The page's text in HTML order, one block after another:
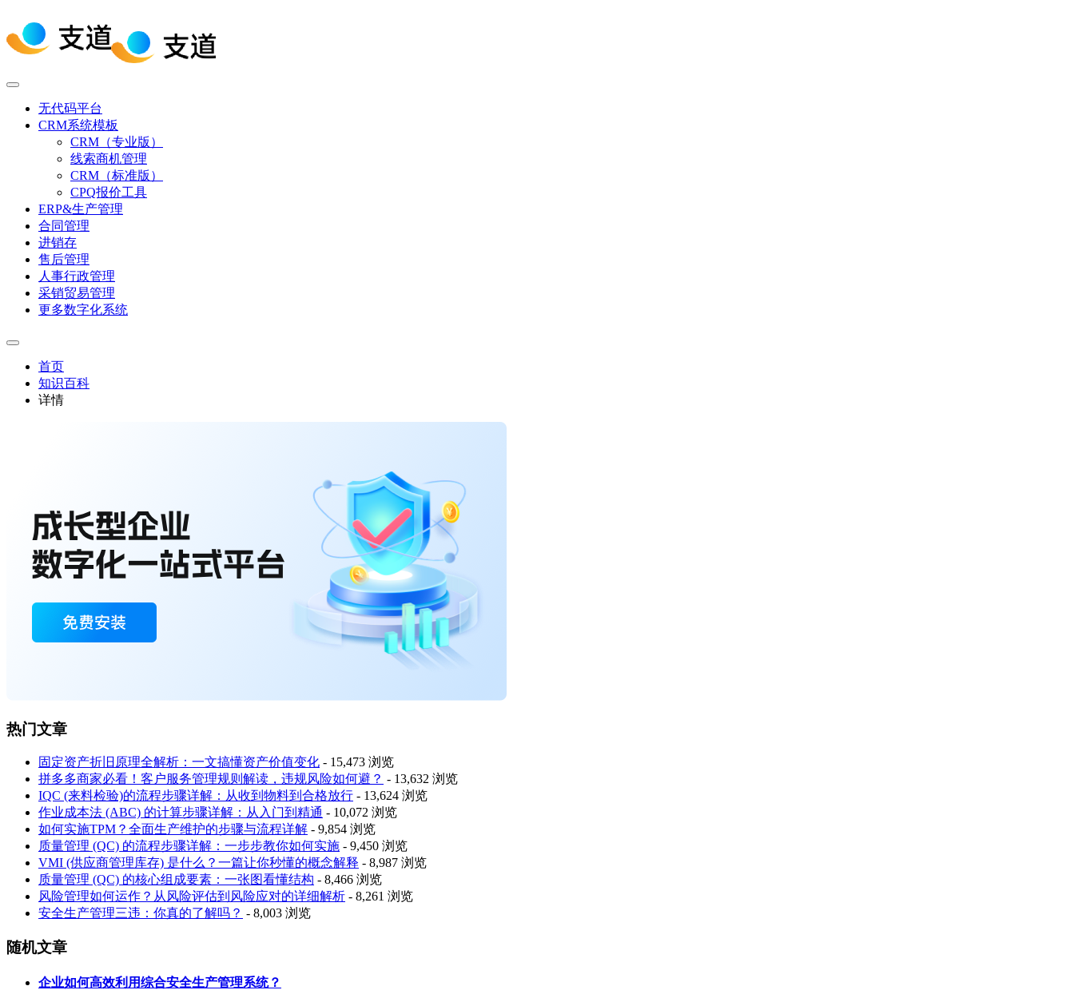
无代码平台
CRM系统模板
CRM（专业版）
线索商机管理
CRM（标准版）
CPQ报价工具
ERP&生产管理
合同管理
进销存
售后管理
人事行政管理
采销贸易管理
更多数字化系统
首页
知识百科
详情
热门文章
固定资产折旧原理全解析：一文搞懂资产价值变化 - 15,473 浏览
拼多多商家必看！客户服务管理规则解读，违规风险如何避？ - 13,632 浏览
IQC (来料检验)的流程步骤详解：从收到物料到合格放行 - 13,624 浏览
作业成本法 (ABC) 的计算步骤详解：从入门到精通 - 10,072 浏览
如何实施TPM？全面生产维护的步骤与流程详解 - 9,854 浏览
质量管理 (QC) 的流程步骤详解：一步步教你如何实施 - 9,450 浏览
VMI (供应商管理库存) 是什么？一篇让你秒懂的概念解释 - 8,987 浏览
质量管理 (QC) 的核心组成要素：一张图看懂结构 - 8,466 浏览
风险管理如何运作？从风险评估到风险应对的详细解析 - 8,261 浏览
安全生产管理三违：你真的了解吗？ - 8,003 浏览
随机文章
企业如何高效利用综合安全生产管理系统？